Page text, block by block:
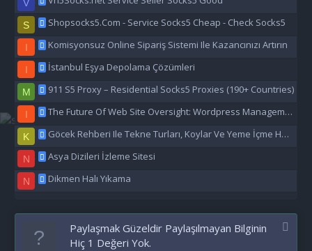
V
S Shopsocks5.Com - Service Socks5 Cheap - Check Socks5
I Komisyonsuz Online Sipariş Sistemi Ile Kazancınızı Artırın
I İstanbul Eşya Depolama Çözümleri
M 911 S5 Proxy – Residential Socks5 Proxies (190+ Countries)
I The Future Of Web Site Oversight: Wordpress Management Aı
K Göcek Rehberi Ile Tekne Turları, Koylar Ve Yeme İçme Hakkında Eşsiz Bilgiler
N Asya Dizileri İzleme Sitesi
N Dikmen Halı Yıkama
Paylaşmak Güzeldir Paylaşılmayan Bilginin
Hiç 1 Değeri Yok.